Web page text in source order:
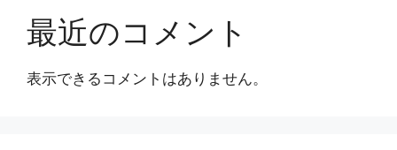
最近のコメント
表示できるコメントはありません。